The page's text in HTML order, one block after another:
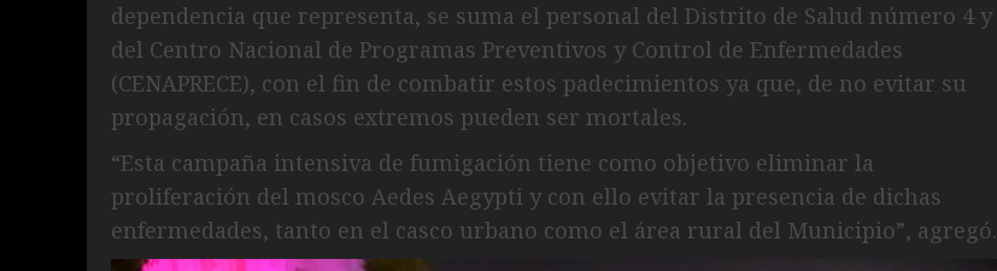
dependencia que representa, se suma el personal del Distrito de Salud número 4 y
del Centro Nacional de Programas Preventivos y Control de Enfermedades
(CENAPRECE), con el fin de combatir estos padecimientos ya que, de no evitar su
propagación, en casos extremos pueden ser mortales.
“Esta campaña intensiva de fumigación tiene como objetivo eliminar la
proliferación del mosco Aedes Aegypti y con ello evitar la presencia de dichas
enfermedades, tanto en el casco urbano como el área rural del Municipio”, agregó.